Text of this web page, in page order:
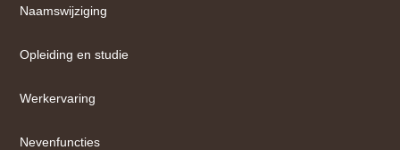
Naamswijziging
Opleiding en studie
Werkervaring
Nevenfuncties